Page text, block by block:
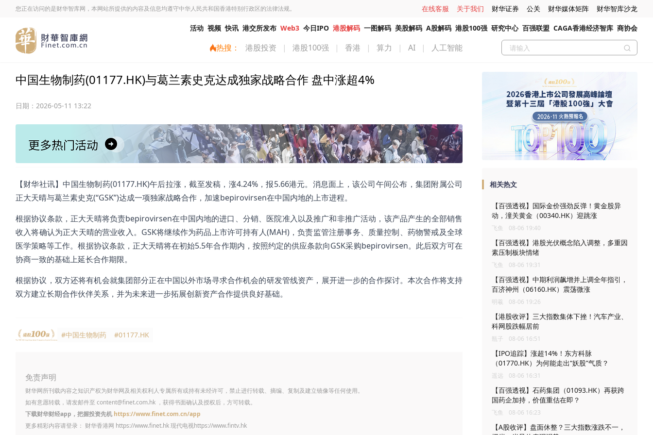
您正在访问的是财华智库网，本网站所提供的内容及信息均遵守中华人民共和国香港特别行政区的法律法规。 在线客服 关于我们 财华证券 公关 财华媒体矩阵 财华智库沙龙
活动 视频 快讯 港交所发布 Web3 今日IPO 港股解码 一图解码 美股解码 A股解码 港股100强 研究中心 百强联盟 CAGA香港经济智库 商协会
热搜： 港股投资 | 港股100强 | 香港 | 算力 | AI | 人工智能
中国生物制药(01177.HK)与葛兰素史克达成独家战略合作 盘中涨超4%
日期： 2026-05-11 13:22
【财华社讯】中国生物制药(01177.HK)午后拉涨，截至发稿，涨4.24%，报5.66港元。消息面上，该公司午间公布，集团附属公司
正大天晴与葛兰素史克(“GSK”)达成一项独家战略合作，加速bepirovirsen在中国内地的上市进程。
根据协议条款，正大天晴将负责bepirovirsen在中国内地的进口、分销、医院准入以及推广和非推广活动，该产品产生的全部销售
收入将确认为正大天晴的营业收入。GSK将继续作为药品上市许可持有人(MAH)，负责监管注册事务、质量控制、药物警戒及全球
医学策略等工作。根据协议条款，正大天晴将在初始5.5年合作期内，按照约定的供应条款向GSK采购bepirovirsen。此后双方可在
协商一致的基础上延长合作期限。
根据协议，双方还将有机会就集团部分正在中国以外市场寻求合作机会的研发管线资产，展开进一步的合作探讨。本次合作将支持
双方建立长期合作伙伴关系，并为未来进一步拓展创新资产合作提供良好基础。
#中国生物制药 #01177.HK
免责声明
财华网所刊载内容之知识产权为财华网及相关权利人专属所有或持有未经许可，禁止进行转载、摘编、复制及建立镜像等任何使用。
如有意愿转载，请发邮件至 content@finet.com.hk ，获得书面确认及授权后，方可转载。
下载财华财经app，把握投资先机 https://www.finet.com.cn/app
更多精彩内容请登录： 财华香港网 https://www.finet.hk现代电视https://www.fintv.hk
相关热文
【百强透视】国际金价强劲反弹！黄金股异
动，潼关黄金（00340.HK）迎跳涨
飞鱼 08-06 19:40
【百强透视】港股光伏概念陷入调整，多重因
素压制板块情绪
飞鱼 08-06 19:31
【百强透视】中期利润飙增并上调全年指引，
百济神州（06160.HK）震荡微涨
明羲 08-06 19:26
【港股收评】三大指数集体下挫！汽车产业、
科网股跌幅居前
瓶子 08-06 16:51
【IPO追踪】涨超14%！东方科脉
（01770.HK）为何能走出“妖股”气质？
遥远 08-06 16:31
【百强透视】石药集团（01093.HK）再获跨
国药企加持，价值重估在即？
飞鱼 08-06 16:23
【A股收评】盘面休整？三大指数涨跌不一，